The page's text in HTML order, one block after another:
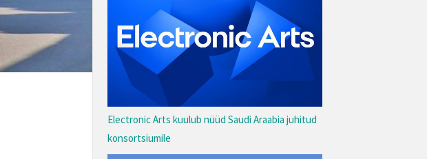
Electronic Arts kuulub nüüd Saudi Araabia juhitud
konsortsiumile